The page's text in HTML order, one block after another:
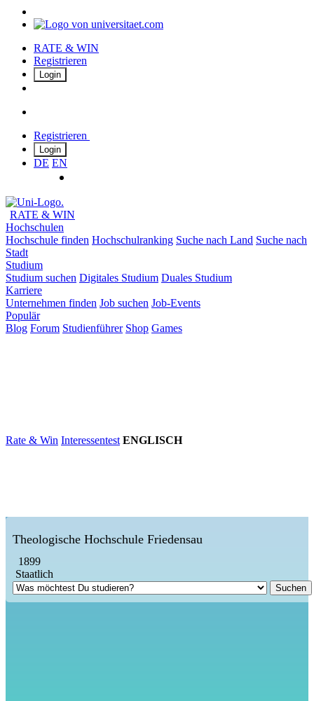
RATE & WIN
Registrieren
Login
Registrieren
Login
DE EN
RATE & WIN
Hochschulen
Hochschule finden Hochschulranking Suche nach Land Suche nach
Stadt
Studium
Studium suchen Digitales Studium Duales Studium
Karriere
Unternehmen finden Job suchen Job-Events
Populär
Blog Forum Studienführer Shop Games
Rate & Win Interessentest ENGLISCH
Theologische Hochschule Friedensau
1899
Staatlich